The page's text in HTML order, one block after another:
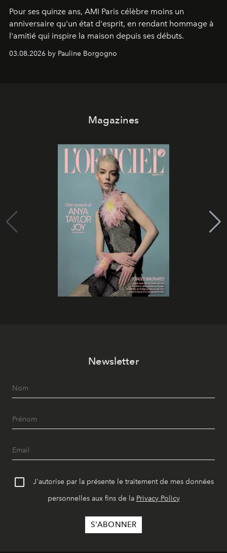
Pour ses quinze ans, AMI Paris célèbre moins un
anniversaire qu'un état d'esprit, en rendant hommage à
l'amitié qui inspire la maison depuis ses débuts.
03.08.2026 by Pauline Borgogno
Magazines
Newsletter
J'autorise par la présente le traitement de mes données
personnelles aux fins de la Privacy Policy